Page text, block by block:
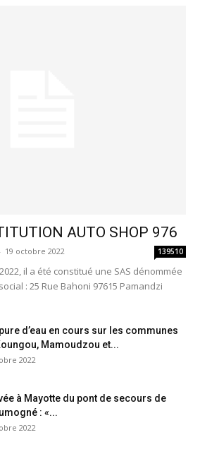
AUTO SHOP 976
- 19 octobre 2022 139510
il a été constitué une SAS dénommée
: 25 Rue Bahoni 97615 Pamandzi
d’eau en cours sur les communes
Mamoudzou et...
2022
à Mayotte du pont de secours de
: «...
2022